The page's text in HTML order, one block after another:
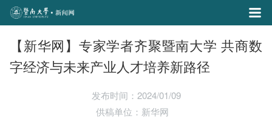
【新华网】专家学者齐聚暨南大学 共商数
字经济与未来产业人才培养新路径
发布时间：2024/01/09
供稿单位：新华网